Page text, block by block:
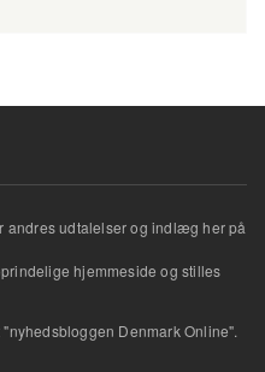
andres udtalelser og indlæg her på
hjemmeside og stilles
Denmark Online".